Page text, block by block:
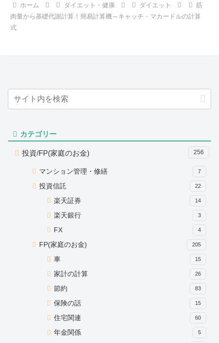
ホーム ダイエット・健康 ダイエット
筋
肉量から基礎代謝計算！簡易計算機～キャッチ・マカードルの計算
式
カテゴリー
投資/FP(家庭のお金) 256
マンション管理・修繕 7
投資信託 22
楽天証券 14
楽天銀行 3
FX 4
FP(家庭のお金) 205
車 15
家計の計算 26
節約 83
保険の話 15
住宅関連 60
年金関係 5